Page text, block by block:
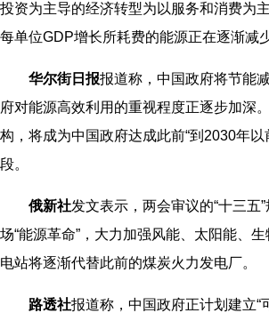
投资为主导的经济转型为以服务和消费为
每单位GDP增长所耗费的能源正在逐渐减少
华尔街日报报道称，中国政府将节能
府对能源高效利用的重视程度正逐步加深
构，将成为中国政府达成此前“到2030年
段。
俄新社发文表示，两会审议的“十三五
场“能源革命”，大力加强风能、太阳能、
电站将逐渐代替此前的煤炭火力发电厂。
路透社报道称，中国政府正计划建立“